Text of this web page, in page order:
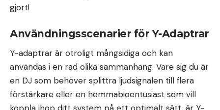
gjort!
Användningsscenarier för Y-Adaptrar
Y-adaptrar är otroligt mångsidiga och kan
användas i en rad olika sammanhang. Vare sig du är
en DJ som behöver splittra ljudsignalen till flera
förstärkare eller en hemmabioentusiast som vill
koppla ihop ditt system på ett optimalt sätt, är Y-